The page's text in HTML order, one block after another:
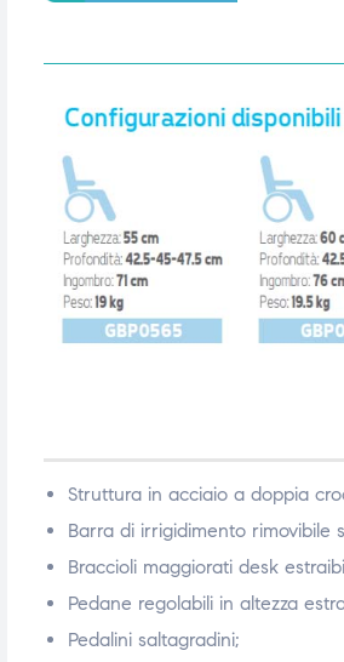
Struttura in acciaio a doppia
Barra di irrigidimento rimovibile
Braccioli maggiorati desk
Pedane regolabili in altezza
Pedalini saltagradini;